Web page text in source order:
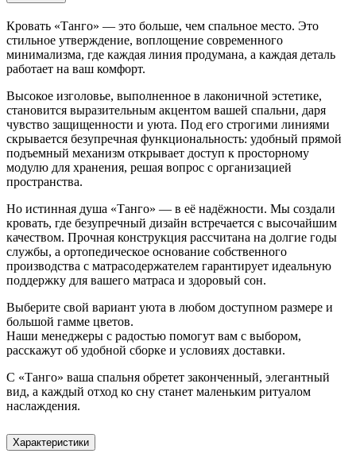
Кровать «Танго» — это больше, чем спальное место. Это
стильное утверждение, воплощение современного
минимализма, где каждая линия продумана, а каждая деталь
работает на ваш комфорт.
Высокое изголовье, выполненное в лаконичной эстетике,
становится выразительным акцентом вашей спальни, даря
чувство защищенности и уюта. Под его строгими линиями
скрывается безупречная функциональность: удобный прямой
подъемный механизм открывает доступ к просторному
модулю для хранения, решая вопрос с организацией
пространства.
Но истинная душа «Танго» — в её надёжности. Мы создали
кровать, где безупречный дизайн встречается с высочайшим
качеством. Прочная конструкция рассчитана на долгие годы
службы, а ортопедическое основание собственного
производства с матрасодержателем гарантирует идеальную
поддержку для вашего матраса и здоровый сон.
Выберите свой вариант уюта в любом доступном размере и
большой гамме цветов.
Наши менеджеры с радостью помогут вам с выбором,
расскажут об удобной сборке и условиях доставки.
С «Танго» ваша спальня обретет законченный, элегантный
вид, а каждый отход ко сну станет маленьким ритуалом
наслаждения.
Характеристики